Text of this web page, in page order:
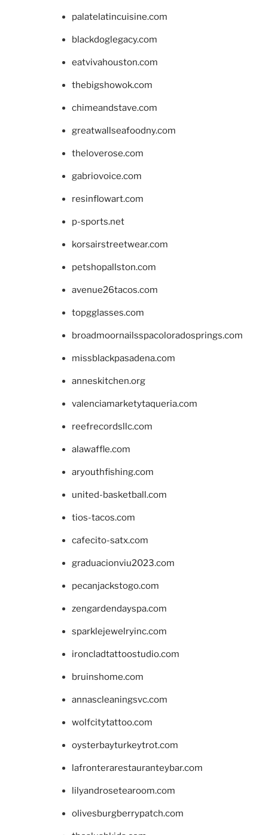
palatelatincuisine.com
blackdoglegacy.com
eatvivahouston.com
thebigshowok.com
chimeandstave.com
greatwallseafoodny.com
theloverose.com
gabriovoice.com
resinflowart.com
p-sports.net
korsairstreetwear.com
petshopallston.com
avenue26tacos.com
topgglasses.com
broadmoornailsspacoloradosprings.com
missblackpasadena.com
anneskitchen.org
valenciamarketytaqueria.com
reefrecordsllc.com
alawaffle.com
aryouthfishing.com
united-basketball.com
tios-tacos.com
cafecito-satx.com
graduacionviu2023.com
pecanjackstogo.com
zengardendayspa.com
sparklejewelryinc.com
ironcladtattoostudio.com
bruinshome.com
annascleaningsvc.com
wolfcitytattoo.com
oysterbayturkeytrot.com
lafronterarestauranteybar.com
lilyandrosetearoom.com
olivesburgberrypatch.com